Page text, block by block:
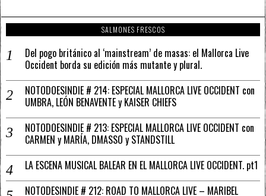
SALMONES FRESCOS
Del pogo británico al ‘mainstream’ de masas: el Mallorca Live
Occident borda su edición más mutante y plural.
NOTODOESINDIE # 214: ESPECIAL MALLORCA LIVE OCCIDENT con
UMBRA, LEÓN BENAVENTE y KAISER CHIEFS
NOTODOESINDIE # 213: ESPECIAL MALLORCA LIVE OCCIDENT con
CARMEN y MARÍA, DMASSO y STANDSTILL
LA ESCENA MUSICAL BALEAR EN EL MALLORCA LIVE OCCIDENT. pt1
NOTODESINDIE # 212: ROAD TO MALLORCA LIVE – MARIBEL